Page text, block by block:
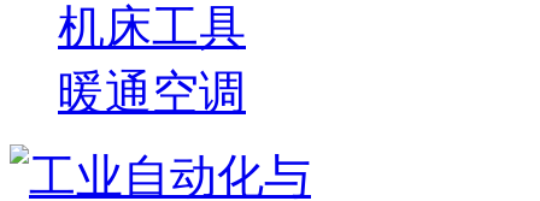
机床工具
暖通空调